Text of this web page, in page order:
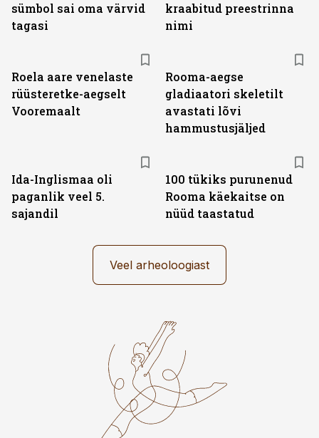
sümbol sai oma värvid
tagasi
kraabitud preestrinna
nimi
Roela aare venelaste
rüüsteretke-aegselt
Vooremaalt
Rooma-aegse
gladiaatori skeletilt
avastati lõvi
hammustusjäljed
Ida-Inglismaa oli
paganlik veel 5.
sajandil
100 tükiks purunenud
Rooma käekaitse on
nüüd taastatud
Veel arheoloogiast